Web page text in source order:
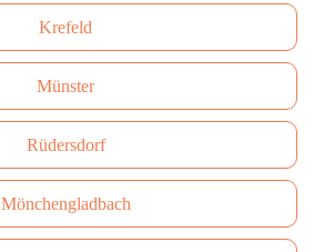
Krefeld
Münster
Rüdersdorf
Mönchengladbach